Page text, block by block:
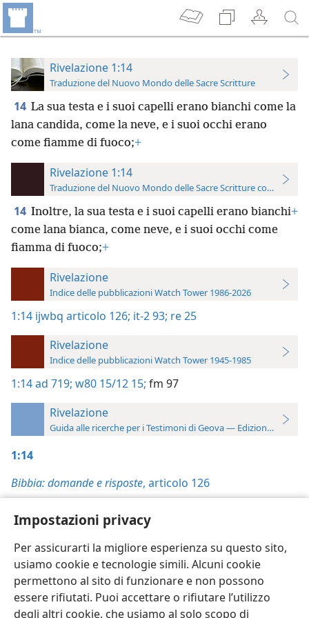
Impostazioni privacy
Per assicurarti la migliore esperienza su questo sito,
usiamo cookie e tecnologie simili. Alcuni cookie
permettono al sito di funzionare e non possono
essere rifiutati. Puoi accettare o rifiutare l’utilizzo
degli altri cookie, che usiamo al solo scopo di
Rivelazione 1:14
Traduzione del Nuovo Mondo delle Sacre Scritture
14 La sua testa e i suoi capelli erano bianchi come la
lana candida, come la neve, e i suoi occhi erano
come fiamme di fuoco;+
Rivelazione 1:14
Traduzione del Nuovo Mondo delle Sacre Scritture con
14 Inoltre, la sua testa e i suoi capelli erano bianchi+
come lana bianca, come neve, e i suoi occhi come
fiamma di fuoco;+
Rivelazione
Indice delle pubblicazioni Watch Tower 1986-2026
1:14 ijwbq articolo 126; it-2 93; re 25
Rivelazione
Indice delle pubblicazioni Watch Tower 1945-1985
1:14ad 719; w80 15/12 15; fm 97
Rivelazione
Guida alle ricerche per i Testimoni di Geova — Edizione 2019
1:14
Bibbia: domande e risposte, articolo 126
Rivelazione, p. 25
Italiano Impostazioni